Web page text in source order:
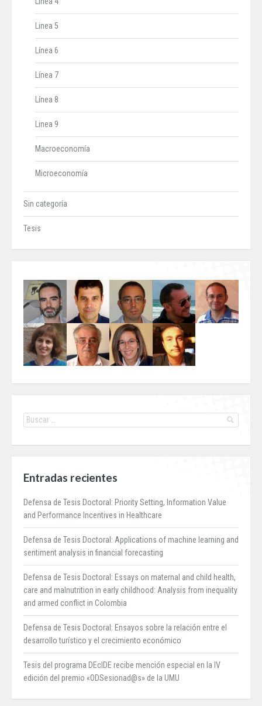
Linea 5
Línea 6
Línea 7
Línea 8
Linea 9
Macroeconomía
Microeconomía
Sin categoría
Tesis
Entradas recientes
Defensa de Tesis Doctoral: Priority Setting, Information Value
and Performance Incentives in Healthcare
Defensa de Tesis Doctoral: Applications of machine learning and
sentiment analysis in financial forecasting
Defensa de Tesis Doctoral: Essays on maternal and child health,
care and malnutrition in early childhood: Analysis from inequality
and armed conflict in Colombia
Defensa de Tesis Doctoral: Ensayos sobre la relación entre el
desarrollo turístico y el crecimiento económico
Tesis del programa DEcIDE recibe mención especial en la IV
edición del premio «ODSesionad@s» de la UMU